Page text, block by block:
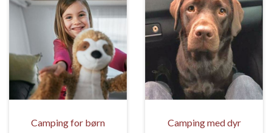
Camping for børn Camping med dyr